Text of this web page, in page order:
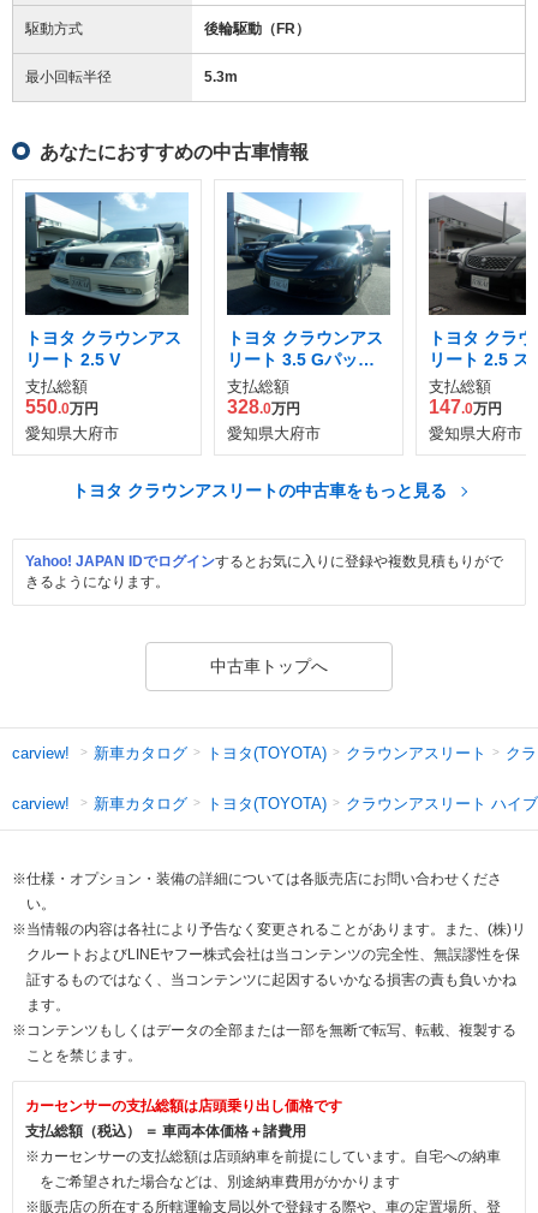
駆動方式 後輪駆動（FR）
最小回転半径 5.3m
あなたにおすすめの中古車情報
トヨタ クラウンアス
リート 2.5 V
支払総額
550.0万円
愛知県大府市
トヨタ クラウンアス
リート 3.5 Gパッケ
ージ プラスエム スー
パーチャージャー
支払総額
328.0万円
愛知県大府市
トヨタ クラ
リート 2.5 ス
ルパッケージ
支払総額
147.0万円
愛知県大府市
トヨタ クラウンアスリートの中古車をもっと見る
Yahoo! JAPAN IDでログインするとお気に入りに登録や複数見積もりがで
きるようになります。
中古車トップへ
carview! 新車カタログ トヨタ(TOYOTA) クラウンアスリート ク
carview! 新車カタログ トヨタ(TOYOTA) クラウンアスリート ハイ
※仕様・オプション・装備の詳細については各販売店にお問い合わせくださ
い。
※当情報の内容は各社により予告なく変更されることがあります。また、(株)リ
クルートおよびLINEヤフー株式会社は当コンテンツの完全性、無誤謬性を保
証するものではなく、当コンテンツに起因するいかなる損害の責も負いかね
ます。
※コンテンツもしくはデータの全部または一部を無断で転写、転載、複製する
ことを禁じます。
カーセンサーの支払総額は店頭乗り出し価格です
支払総額（税込） ＝ 車両本体価格＋諸費用
※カーセンサーの支払総額は店頭納車を前提にしています。自宅への納車
をご希望された場合などは、別途納車費用がかかります
※販売店の所在する所轄運輸支局以外で登録する際や、車の定置場所、登